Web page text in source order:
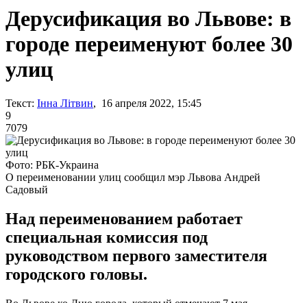
Дерусификация во Львове: в
городе переименуют более 30
улиц
Текст: Інна Літвин, 16 апреля 2022, 15:45
9
7079
Фото: РБК-Украина
О переименовании улиц сообщил мэр Львова Андрей
Садовый
Над переименованием работает
специальная комиссия под
руководством первого заместителя
городского головы.